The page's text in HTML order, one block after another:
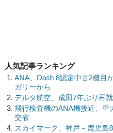
人気記事ランキング
ANA、Dash 8認定中古2機
ガリーから
デルタ航空、成田7年ぶり再
飛行検査機のANA機接近、重
交省
スカイマーク、神戸－鹿児